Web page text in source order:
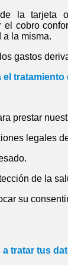
la tarjeta
el cobro
a la misma.
gastos
tratamiento
prestar
legales
de la
su
tratar tus